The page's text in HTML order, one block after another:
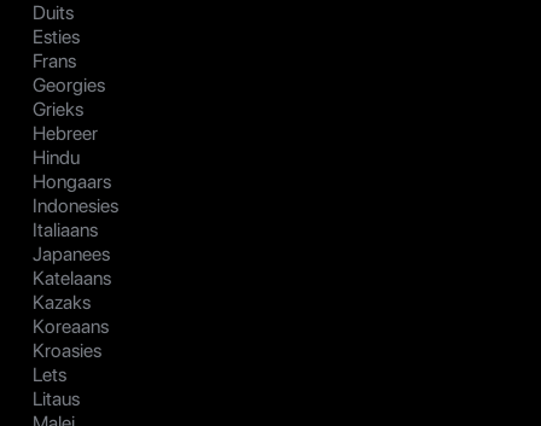
Duits
Esties
Frans
Georgies
Grieks
Hebreer
Hindu
Hongaars
Indonesies
Italiaans
Japanees
Katelaans
Kazaks
Koreaans
Kroasies
Lets
Litaus